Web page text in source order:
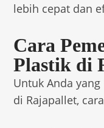
lebih cepat dan
Cara
Plastik di
Untuk Anda
di Rajapallet,